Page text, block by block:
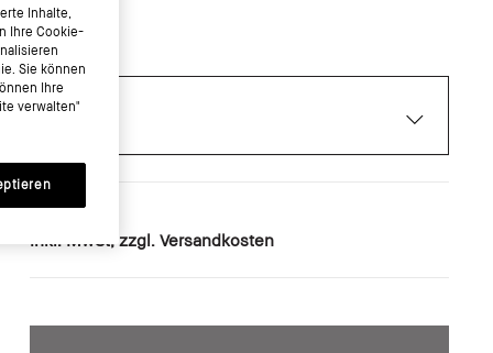
inkl. MwSt, zzgl. Versandkosten
Inhalte,
Ihre Cookie-
Sie können
Ihre
verwalten"